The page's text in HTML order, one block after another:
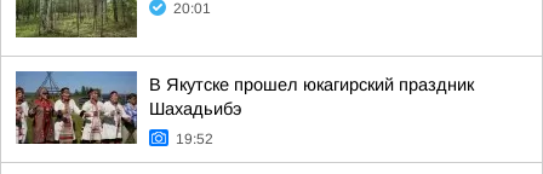
20:01
В Якутске прошел юкагирский праздник
Шахадьибэ
19:52